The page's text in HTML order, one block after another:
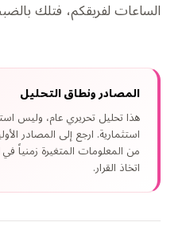
الساعات لفريقكم، فتلك
المصادر ونطاق التحليل
هذا تحليل تحريري عام، وليس
استثمارية. ارجع إلى المصادر
من المعلومات المتغيرة زمنياً في
اتخاذ القرار.